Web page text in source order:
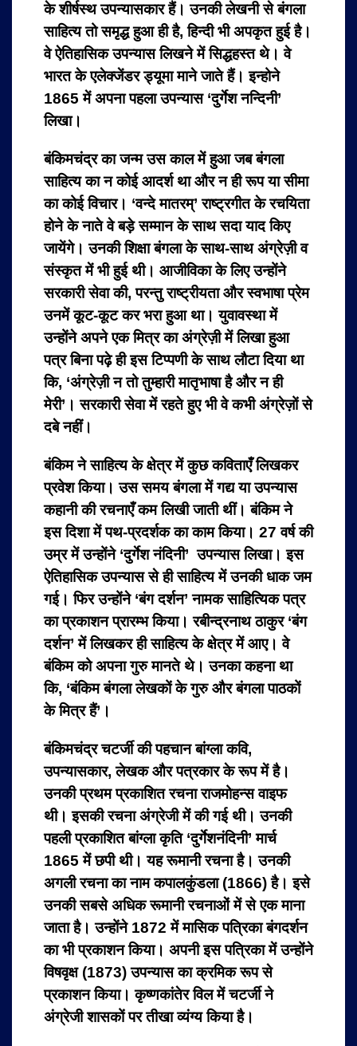
के शीर्षस्थ उपन्यासकार हैं। उनकी लेखनी से बंगला
साहित्य तो समृद्ध हुआ ही है, हिन्दी भी अपकृत हुई है।
वे ऐतिहासिक उपन्यास लिखने में सिद्धहस्त थे। वे
भारत के एलेक्जेंडर ड्यूमा माने जाते हैं। इन्होने
1865 में अपना पहला उपन्यास ‘दुर्गेश नन्दिनी’
लिखा।
बंकिमचंद्र का जन्म उस काल में हुआ जब बंगला
साहित्य का न कोई आदर्श था और न ही रूप या सीमा
का कोई विचार। ‘वन्दे मातरम्’ राष्ट्रगीत के रचयिता
होने के नाते वे बड़े सम्मान के साथ सदा याद किए
जायेंगे। उनकी शिक्षा बंगला के साथ-साथ अंग्रेज़ी व
संस्कृत में भी हुई थी। आजीविका के लिए उन्होंने
सरकारी सेवा की, परन्तु राष्ट्रीयता और स्वभाषा प्रेम
उनमें कूट-कूट कर भरा हुआ था। युवावस्था में
उन्होंने अपने एक मित्र का अंग्रेज़ी में लिखा हुआ
पत्र बिना पढ़े ही इस टिप्पणी के साथ लौटा दिया था
कि, ‘अंग्रेज़ी न तो तुम्हारी मातृभाषा है और न ही
मेरी’। सरकारी सेवा में रहते हुए भी वे कभी अंग्रेज़ों से
दबे नहीं।
बंकिम ने साहित्य के क्षेत्र में कुछ कविताएँ लिखकर
प्रवेश किया। उस समय बंगला में गद्य या उपन्यास
कहानी की रचनाएँ कम लिखी जाती थीं। बंकिम ने
इस दिशा में पथ-प्रदर्शक का काम किया। 27 वर्ष की
उम्र में उन्होंने ‘दुर्गेश नंदिनी’ उपन्यास लिखा। इस
ऐतिहासिक उपन्यास से ही साहित्य में उनकी धाक जम
गई। फिर उन्होंने ‘बंग दर्शन’ नामक साहित्यिक पत्र
का प्रकाशन प्रारम्भ किया। रबीन्द्रनाथ ठाकुर ‘बंग
दर्शन’ में लिखकर ही साहित्य के क्षेत्र में आए। वे
बंकिम को अपना गुरु मानते थे। उनका कहना था
कि, ‘बंकिम बंगला लेखकों के गुरु और बंगला पाठकों
के मित्र हैं’।
बंकिमचंद्र चटर्जी की पहचान बांग्ला कवि,
उपन्यासकार, लेखक और पत्रकार के रूप में है।
उनकी प्रथम प्रकाशित रचना राजमोहन्स वाइफ
थी। इसकी रचना अंग्रेजी में की गई थी। उनकी
पहली प्रकाशित बांग्ला कृति ‘दुर्गेशनंदिनी’ मार्च
1865 में छपी थी। यह रूमानी रचना है। उनकी
अगली रचना का नाम कपालकुंडला (1866) है। इसे
उनकी सबसे अधिक रूमानी रचनाओं में से एक माना
जाता है। उन्होंने 1872 में मासिक पत्रिका बंगदर्शन
का भी प्रकाशन किया। अपनी इस पत्रिका में उन्होंने
विषवृक्ष (1873) उपन्यास का क्रमिक रूप से
प्रकाशन किया। कृष्णकांतेर विल में चटर्जी ने
अंग्रेजी शासकों पर तीखा व्यंग्य किया है।